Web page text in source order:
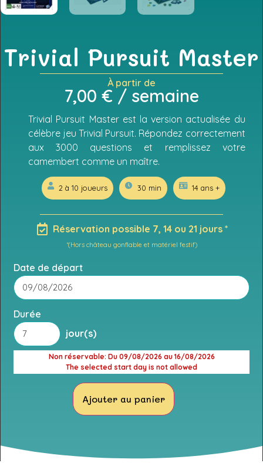
Trivial Pursuit Master
À partir de
7,00 € / semaine
Trivial Pursuit Master est la version actualisée du
célèbre jeu Trivial Pursuit. Répondez correctement
aux 3000 questions et remplissez votre
camembert comme un maître.
2 à 10 joueurs 30 min 14 ans +
Réservation possible 7, 14 ou 21 jours *
*(Hors château gonflable et matériel festif)
Date de départ
Durée
jour(s)
Non réservable: Du 09/08/2026 au 16/08/2026
The selected start day is not allowed
Ajouter au panier